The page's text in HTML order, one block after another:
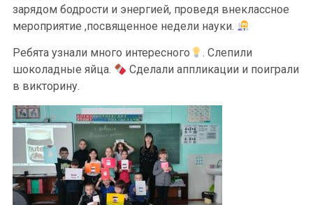
зарядом бодрости и энергией, проведя внеклассное
мероприятие ,посвященное недели науки.
Ребята узнали много интересного
. Слепили
шоколадные яйца.
Сделали аппликации и поиграли
в викторину.